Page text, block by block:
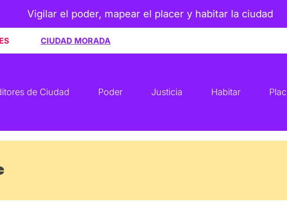
Vigilar el poder, mapear el placer y habitar la ciudad
CIUDAD MORADA
de Ciudad Poder Justicia Habitar